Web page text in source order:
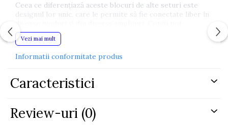
Ceea ce diferențiază aceste blocuri de alte seturi este
designul lor unic, care le permite să fie conectate liber în
experimenta cu diferite forme și structuri, ceea ce le
dezvoltă imaginația și abilitățile spațiale.
În plus, lumina inclusă în set este un plus excelent pentru
permite să schimbați culorile iluminării, ceea ce îi implică
și mai mult pe copii și le stimulează creativitatea. Aceștia
experimenta și diverse combinații de culori, ceea ce le
dezvoltă simțul estetic și abilitățile de compoziție.
Vezi mai mult
Informatii conformitate produs
Caracteristici
Review-uri (0)